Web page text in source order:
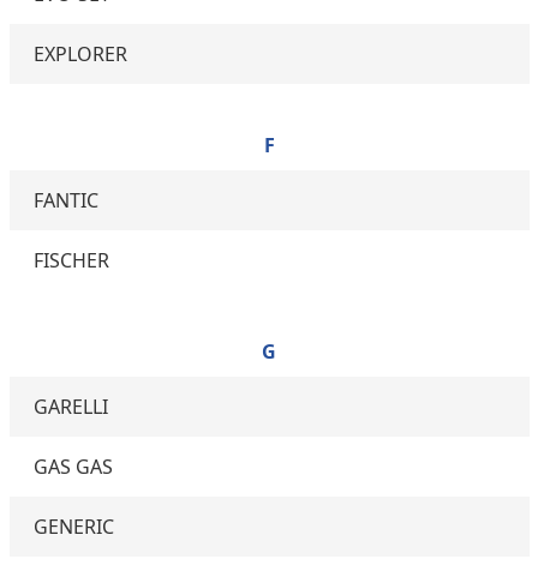
EXPLORER
F
FANTIC
FISCHER
G
GARELLI
GAS GAS
GENERIC